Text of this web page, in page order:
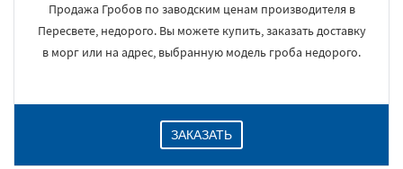
Продажа Гробов по заводским ценам производителя в
Пересвете, недорого. Вы можете купить, заказать доставку
в морг или на адрес, выбранную модель гроба недорого.
ЗАКАЗАТЬ